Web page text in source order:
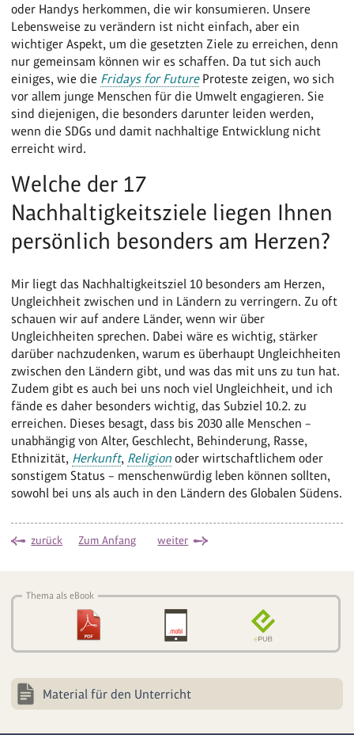
oder Handys herkommen, die wir konsumieren. Unsere
Lebensweise zu verändern ist nicht einfach, aber ein
wichtiger Aspekt, um die gesetzten Ziele zu erreichen, denn
nur gemeinsam können wir es schaffen. Da tut sich auch
einiges, wie die Fridays for FutureProteste zeigen, wo sich
vor allem junge Menschen für die Umwelt engagieren. Sie
sind diejenigen, die besonders darunter leiden werden,
wenn die SDGs und damit nachhaltige Entwicklung nicht
erreicht wird.
Welche der 17
Nachhaltigkeitsziele liegen Ihnen
persönlich besonders am Herzen?
Mir liegt das Nachhaltigkeitsziel 10 besonders am Herzen,
Ungleichheit zwischen und in Ländern zu verringern. Zu oft
schauen wir auf andere Länder, wenn wir über
Ungleichheiten sprechen. Dabei wäre es wichtig, stärker
darüber nachzudenken, warum es überhaupt Ungleichheiten
zwischen den Ländern gibt, und was das mit uns zu tun hat.
Zudem gibt es auch bei uns noch viel Ungleichheit, und ich
fände es daher besonders wichtig, das Subziel 10.2. zu
erreichen. Dieses besagt, dass bis 2030 alle Menschen –
unabhängig von Alter, Geschlecht, Behinderung, Rasse,
Ethnizität, Herkunft, Religion oder wirtschaftlichem oder
sonstigem Status – menschenwürdig leben können sollten,
sowohl bei uns als auch in den Ländern des Globalen Südens.
zurück Zum Anfang weiter
Thema als eBook
Material für den Unterricht